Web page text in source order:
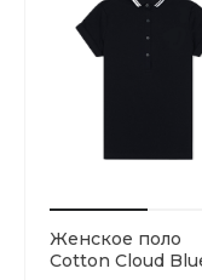
Женское поло
Cotton Cloud